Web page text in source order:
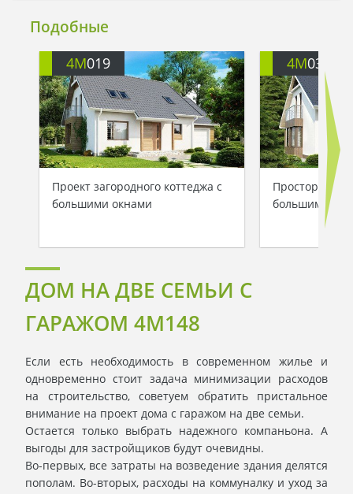
Подобные
4M019
Проект загородного коттеджа с
большими окнами
4M033
Просторный
большими
ДОМ НА ДВЕ СЕМЬИ С
ГАРАЖОМ 4M148
Если есть необходимость в современном жилье и
одновременно стоит задача минимизации расходов
на строительство, советуем обратить пристальное
внимание на проект дома с гаражом на две семьи.
Остается только выбрать надежного компаньона. А
выгоды для застройщиков будут очевидны.
Во-первых, все затраты на возведение здания делятся
пополам. Во-вторых, расходы на коммуналку и уход за